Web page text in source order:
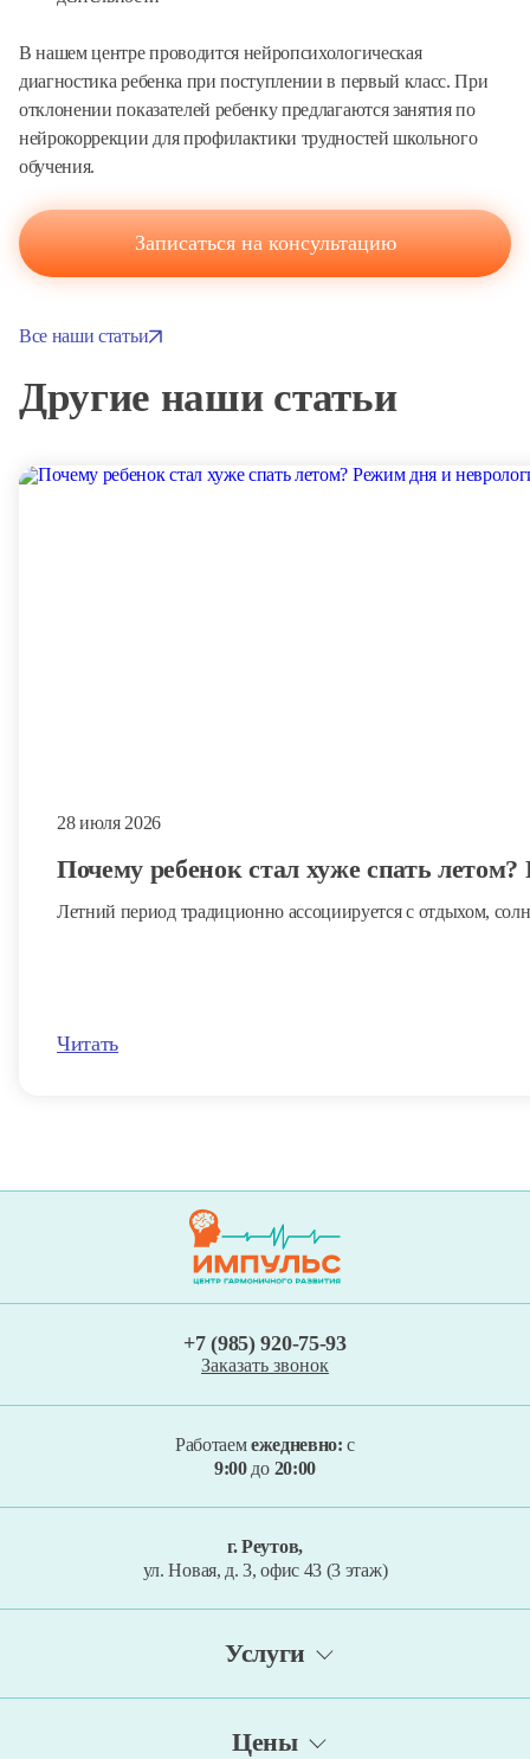
В нашем центре проводится нейропсихологическая
диагностика ребенка при поступлении в первый класс. При
отклонении показателей ребенку предлагаются занятия по
нейрокоррекции для профилактики трудностей школьного
обучения.
Записаться на консультацию
Все наши статьи
Другие наши статьи
28 июля 2026
Почему ребенок стал хуже спать
Летний период традиционно ассоциируется с отдыхом,
Читать
+7 (985) 920-75-93
Заказать звонок
Работаемежедневно:с
9:00 до 20:00
г. Реутов,
ул. Новая, д. 3, офис 43 (3 этаж)
Услуги
Цены